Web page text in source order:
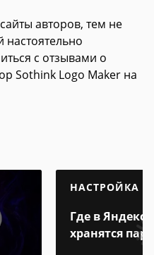
авторов, тем не
настоятельно
с отзывами о
Sothink Logo Maker на
НАСТРОЙКА
Где в Яндекс
хранятся